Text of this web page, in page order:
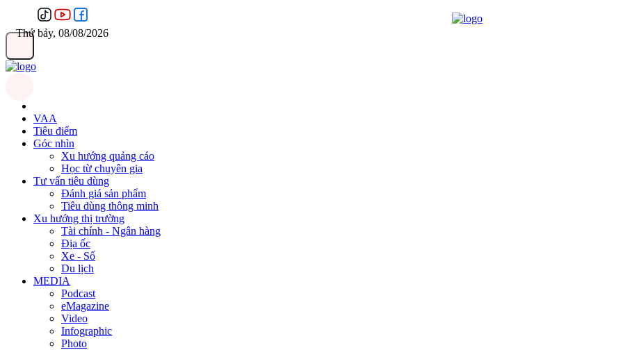
Thứ bảy, 08/08/2026
VAA
Tiêu điểm
Góc nhìn
Xu hướng quảng cáo
Học từ chuyên gia
Tư vấn tiêu dùng
Đánh giá sản phẩm
Tiêu dùng thông minh
Xu hướng thị trường
Tài chính - Ngân hàng
Địa ốc
Xe - Số
Du lịch
MEDIA
Podcast
eMagazine
Video
Infographic
Photo